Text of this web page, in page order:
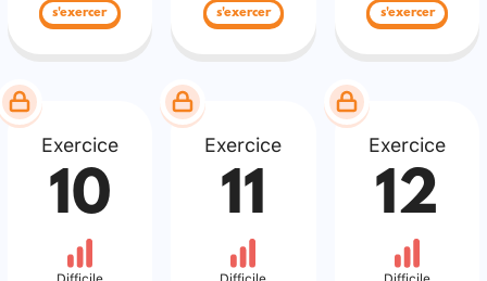
s'exercer s'exercer s'exercer
Exercice
10
Exercice
11
Exercice
12